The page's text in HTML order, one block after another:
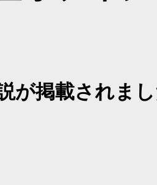
が掲載されま